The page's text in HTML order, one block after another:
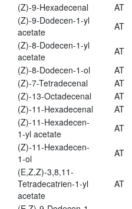
(Z)-9-Hexadecenal
AT
(Z)-9-Dodecen-1-yl
acetate
AT
(Z)-8-Dodecen-1-yl
acetate
AT
(Z)-8-Dodecen-1-ol
AT
(Z)-7-Tetradecenal
AT
(Z)-13-Octadecenal
AT
(Z)-11-Hexadecenal
AT
(Z)-11-Hexadecen-
1-yl acetate
AT
(Z)-11-Hexadecen-
1-ol
AT
(E,Z,Z)-3,8,11-
Tetradecatrien-1-yl
acetate
AT